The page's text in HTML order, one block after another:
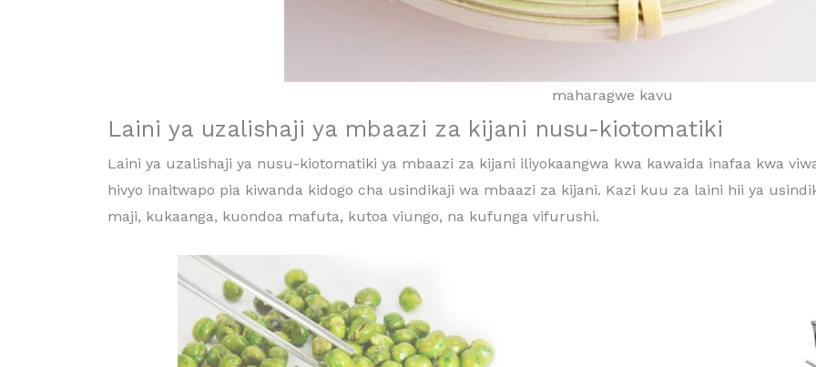
maharagwe kavu
Laini ya uzalishaji ya mbaazi za kijani nusu-kiotomatiki
Laini ya uzalishaji ya nusu-kiotomatiki ya mbaazi za kijani iliyokaangwa kwa kawaida inafaa kwa
hivyo inaitwapo pia kiwanda kidogo cha usindikaji wa mbaazi za kijani. Kazi kuu za laini hii ya
maji, kukaanga, kuondoa mafuta, kutoa viungo, na kufunga vifurushi.